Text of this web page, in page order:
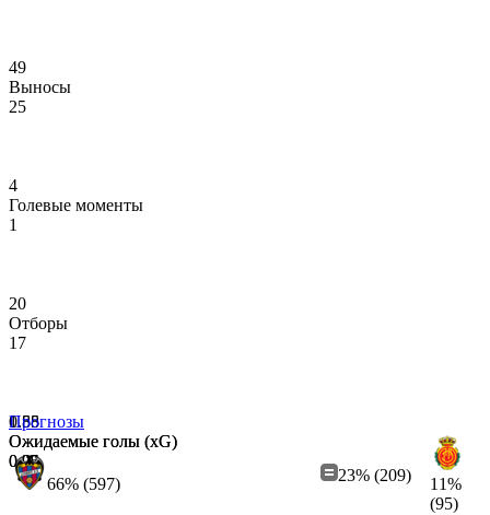
49
Выносы
25
4
Голевые моменты
1
20
Отборы
17
0.55
Ожидаемые голы (xG)
0.25
1.88
Ожидаемые голы (xG)
0.09
Прогнозы
66% (597) 23% (209)
11%
(95)